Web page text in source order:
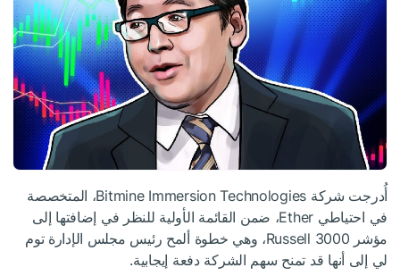
أُدرجت شركة Bitmine Immersion Technologies، المتخصصة
في احتياطي Ether، ضمن القائمة الأولية للنظر في إضافتها إلى
مؤشر Russell 3000، وهي خطوة ألمح رئيس مجلس الإدارة توم
لي إلى أنها قد تمنح سهم الشركة دفعة إيجابية.